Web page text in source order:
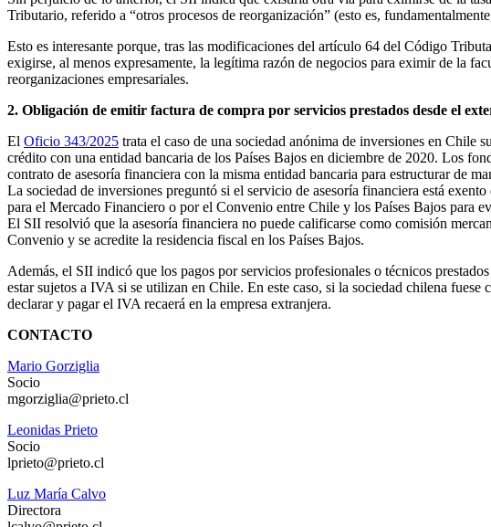
Tributario, referido a “otros procesos de reorganización” (esto es,
Esto es interesante porque, tras las modificaciones del artículo 64 del Código
exigirse, al menos expresamente, la legítima razón de negocios para eximir de la
reorganizaciones empresariales.
2. Obligación de emitir factura de compra por servicios prestados desde el
El Oficio 343/2025 trata el caso de una sociedad anónima de inversiones en
crédito con una entidad bancaria de los Países Bajos en diciembre de 2020. Los
contrato de asesoría financiera con la misma entidad bancaria para estructurar de
La sociedad de inversiones preguntó si el servicio de asesoría financiera está
para el Mercado Financiero o por el Convenio entre Chile y los Países Bajos para
El SII resolvió que la asesoría financiera no puede calificarse como comisión
Convenio y se acredite la residencia fiscal en los Países Bajos.
Además, el SII indicó que los pagos por servicios profesionales o técnicos
estar sujetos a IVA si se utilizan en Chile. En este caso, si la sociedad chilena
declarar y pagar el IVA recaerá en la empresa extranjera.
CONTACTO
Mario Gorziglia
Socio
mgorziglia@prieto.cl
Leonidas Prieto
Socio
lprieto@prieto.cl
Luz María Calvo
Directora